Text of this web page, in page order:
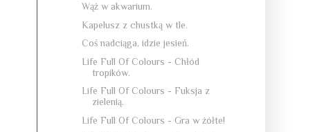
Wąż w akwarium.
Kapelusz z chustką w tle.
Coś nadciąga, idzie jesień.
Life Full Of Colours - Chłód
tropików.
Life Full Of Colours - Fuksja z
zielenią.
Life Full Of Colours - Gra w żółte!